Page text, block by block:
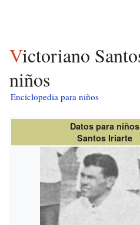
Victoriano Santos Iriarte para
niños
Enciclopedia para niños
Datos para niños
Santos Iriarte